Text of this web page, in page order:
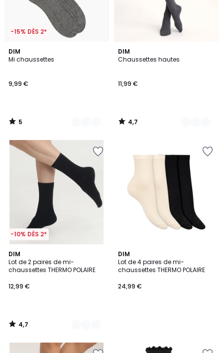
-15% DÈS 2*
DIM
Mi chaussettes
9,99 €
5
/
2
Couleurs
5
/
DIM
Chaussettes hautes
11,99 €
4,7
/ 5
2
Couleurs
4,7
/
-10% DÈS 2*
DIM
Lot de 2 paires de mi-
chaussettes THERMO POLAIRE
12,99 €
4,7
/ 5
3
Couleurs
4,7
/
DIM
Lot de 4 paires de mi-
chaussettes THERMO POLAIRE
24,99 €